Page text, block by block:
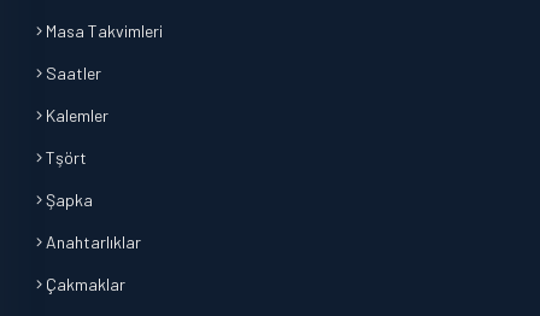
Masa Takvimleri
Saatler
Kalemler
Tşört
Şapka
Anahtarlıklar
Çakmaklar